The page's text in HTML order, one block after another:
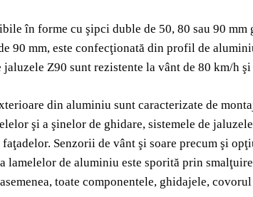
în forme cu şipci duble de 50, 80 sau 90
90 mm, este confecţionată din profil de
jaluzele Z90 sunt rezistente la vânt de 80 km/h
din aluminiu sunt caracterizate de
şi a şinelor de ghidare, sistemele de
faţadelor. Senzorii de vânt şi soare precum şi
lamelelor de aluminiu este sporită prin
toate componentele, ghidajele,